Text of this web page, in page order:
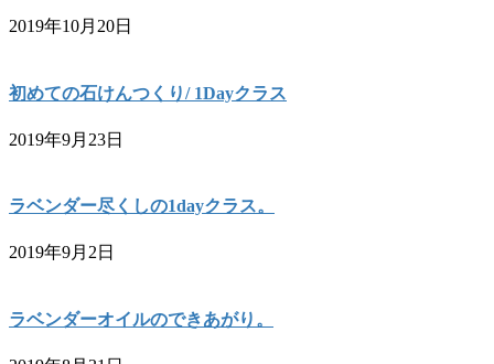
2019年10月20日
初めての石けんつくり/ 1Dayクラス
2019年9月23日
ラベンダー尽くしの1dayクラス。
2019年9月2日
ラベンダーオイルのできあがり。